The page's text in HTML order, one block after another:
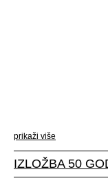
prikaži više
IZLOŽBA 50